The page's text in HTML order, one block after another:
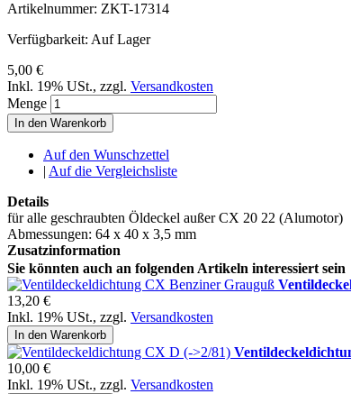
Artikelnummer: ZKT-17314
Verfügbarkeit: Auf Lager
5,00 €
Inkl. 19% USt., zzgl. Versandkosten
Menge
In den Warenkorb
Auf den Wunschzettel
| Auf die Vergleichsliste
Details
für alle geschraubten Öldeckel außer CX 20 22 (Alumotor)
Abmessungen: 64 x 40 x 3,5 mm
Zusatzinformation
Sie könnten auch an folgenden Artikeln interessiert sein
13,20 €
Inkl. 19% USt., zzgl. Versandkosten
In den Warenkorb
10,00 €
Inkl. 19% USt., zzgl. Versandkosten